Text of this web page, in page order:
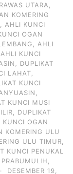
UTARA,
KOMERING
, AHLI KUNCI
OGAN
, AHLI
AHLI KUNCI
, DUPLIKAT
LAHAT,
KUNCI
,
KUNCI MUSI
, DUPLIKAT
KUNCI OGAN
KOMERING ULU
ULU TIMUR,
KUNCI PENUKAL
,
·
DESEMBER 19,